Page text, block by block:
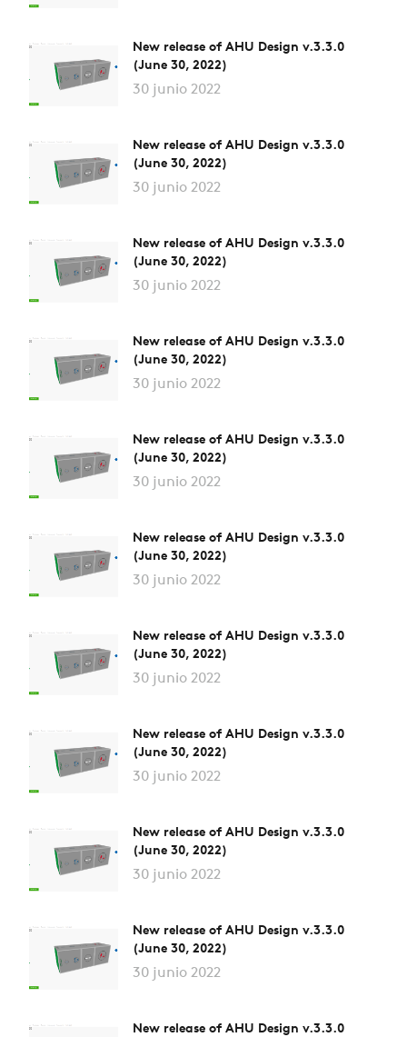
New release of AHU Design v.3.3.0
(June 30, 2022)
30 junio 2022
New release of AHU Design v.3.3.0
(June 30, 2022)
30 junio 2022
New release of AHU Design v.3.3.0
(June 30, 2022)
30 junio 2022
New release of AHU Design v.3.3.0
(June 30, 2022)
30 junio 2022
New release of AHU Design v.3.3.0
(June 30, 2022)
30 junio 2022
New release of AHU Design v.3.3.0
(June 30, 2022)
30 junio 2022
New release of AHU Design v.3.3.0
(June 30, 2022)
30 junio 2022
New release of AHU Design v.3.3.0
(June 30, 2022)
30 junio 2022
New release of AHU Design v.3.3.0
(June 30, 2022)
30 junio 2022
New release of AHU Design v.3.3.0
(June 30, 2022)
30 junio 2022
New release of AHU Design v.3.3.0